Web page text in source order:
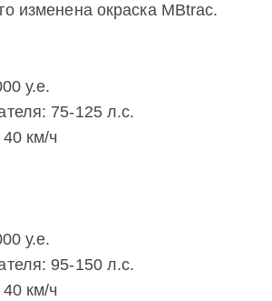
изменена окраска MBtrac.
у.е.
75-125 л.с.
40 км/ч
у.е.
95-150 л.с.
40 км/ч